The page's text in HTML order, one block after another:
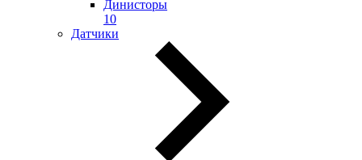
Динисторы
10
Датчики